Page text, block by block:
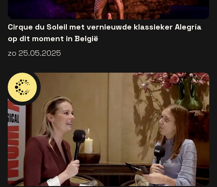
Cirque du Soleil met vernieuwde klassieker Alegría
op dit moment in België
zo 25.05.2025